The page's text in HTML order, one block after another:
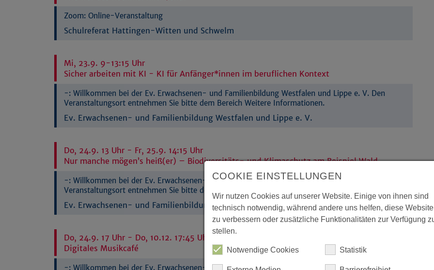
Zoom: Online-Veranstaltung
Schulreferat Hattingen-Witten und Schwelm
Mi, 23.9. 9-13:15 Uhr
Sicher arbeiten mit KI - KI für Anfänger*innen im beruflichen Kontext
-: Willkommen bei der Ev. Erwachsenen- und Familienbildung Westfalen und Lippe e. V. Den
Veranstaltungsort entnehmen Sie bitte dem Bereich Weitere Informationen.
Ev. Erwachsenen- und Familienbildung Westfalen und Lippe e. V.
Do, 24.9. 13 Uhr - Fr, 25.9. 14:15 Uhr
Nur manche mögen’s heiß(er) – Biodiversitäts- und Klimaschutz am Beispiel Wald
-: Willkommen bei der Ev. Erwachsenen- und Familienbildung Westfalen und Lippe e. V. Den
Veranstaltungsort entnehmen Sie bitte dem Bereich Weitere Informationen.
Ev. Erwachsenen- und Familienbildung Westfalen und Lippe e. V.
Do, 24.9. 17 Uhr - Do, 10.12. 17:45 Uhr
Digitales Musikcafé
-: Willkommen bei der Ev. Erwachsenen- und Familienbildung Westfalen und Lippe e. V. Den
COOKIE EINSTELLUNGEN
Wir nutzen Cookies auf unserer Website. Einige von ihnen sind
technisch notwendig, während andere uns helfen, diese Website
zu verbessern oder zusätzliche Funktionalitäten zur Verfügung
stellen.
Notwendige Cookies Statistik